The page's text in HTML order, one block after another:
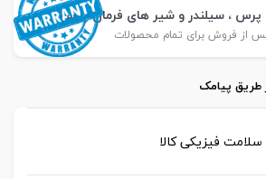
پرس ، سیلندر و شیر های فرمان پارس
طریق پیامک
فیزیکی کالا